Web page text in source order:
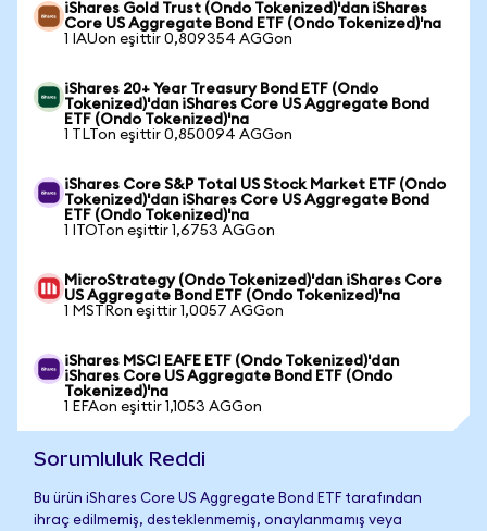
iShares Gold Trust (Ondo Tokenized)'dan iShares
Core US Aggregate Bond ETF (Ondo Tokenized)'na
1 IAUon eşittir 0,809354 AGGon
iShares 20+ Year Treasury Bond ETF (Ondo
Tokenized)'dan iShares Core US Aggregate Bond
ETF (Ondo Tokenized)'na
1 TLTon eşittir 0,850094 AGGon
iShares Core S&P Total US Stock Market ETF (Ondo
Tokenized)'dan iShares Core US Aggregate Bond
ETF (Ondo Tokenized)'na
1 ITOTon eşittir 1,6753 AGGon
MicroStrategy (Ondo Tokenized)'dan iShares Core
US Aggregate Bond ETF (Ondo Tokenized)'na
1 MSTRon eşittir 1,0057 AGGon
iShares MSCI EAFE ETF (Ondo Tokenized)'dan
iShares Core US Aggregate Bond ETF (Ondo
Tokenized)'na
1 EFAon eşittir 1,1053 AGGon
Sorumluluk Reddi
Bu ürün iShares Core US Aggregate Bond ETF tarafından
ihraç edilmemiş, desteklenmemiş, onaylanmamış veya